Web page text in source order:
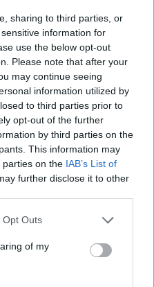
sharing to third parties, or
information for
use the below opt-out
Please note that after your
may continue seeing
information utilized by
to third parties prior to
opt-out of the further
by third parties on the
This information may
parties on the IAB’s List of
further disclose it to other
Opt Outs
of my
2 / 42B Capítulo
2 / 42B Capítulo
2 / 42A Capítulo
2 / 42A Capítulo
2 / 42A Capítulo
2 / 42A y
Capítulo
2 / 42A y
Capítulo